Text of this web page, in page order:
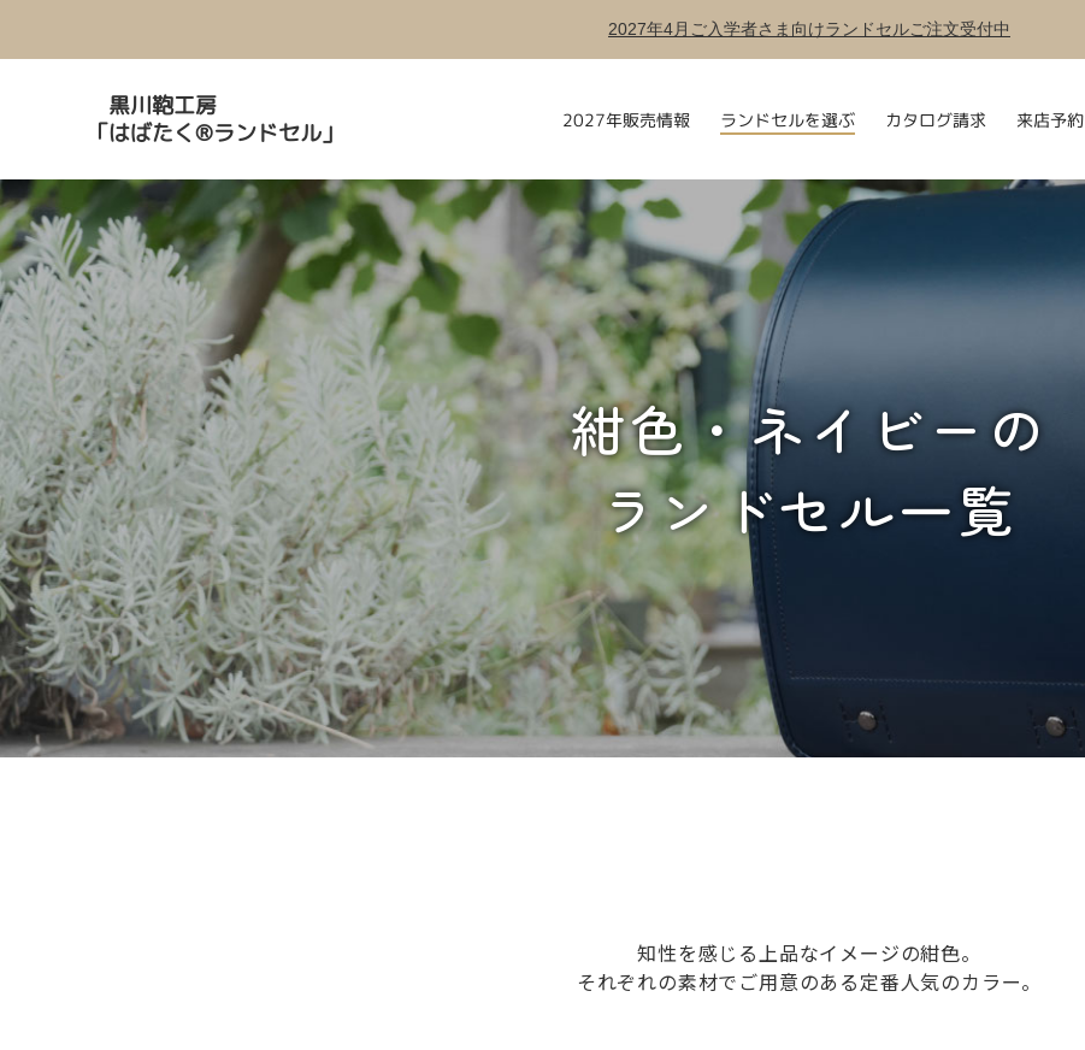
2027年4月ご入学者さま向けランドセルご注文受付中
黒川鞄工房
「はばたく®ランドセル」 2027年販売情報 ランドセルを選ぶ カタログ請求 来店予約
紺色・ネイビーの
ランドセル一覧
知性を感じる上品なイメージの紺色。
それぞれの素材でご用意のある定番人気のカラー。